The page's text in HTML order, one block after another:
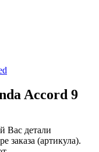
Accord 9
Вас детали
заказа (артикула).